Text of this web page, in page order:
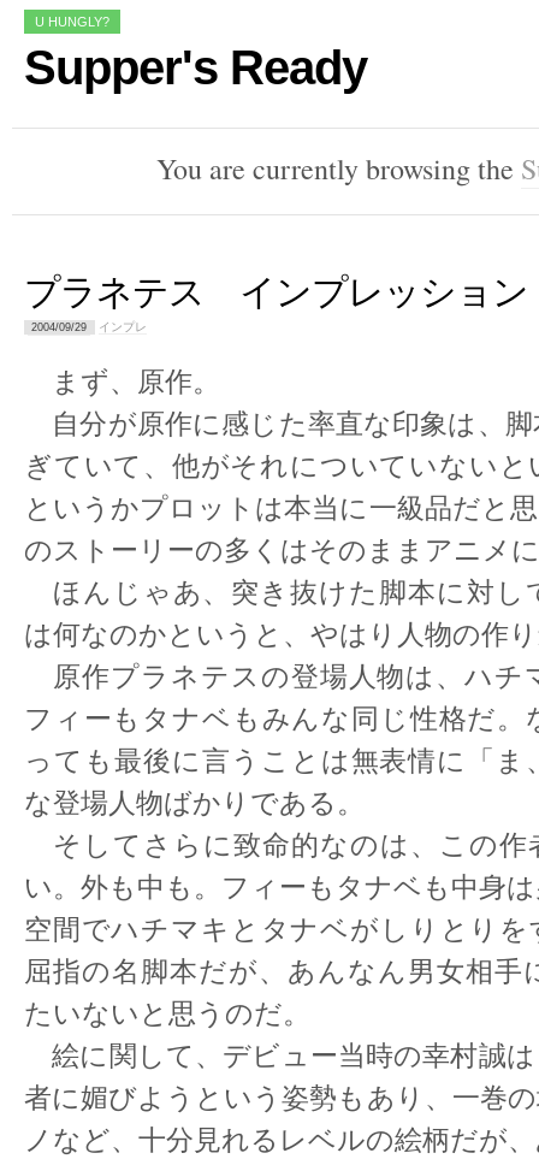
U HUNGLY?
Supper's Ready
You are currently browsing the
プラネテス インプレッション
2004/09/29 インプレ
まず、原作。
自分が原作に感じた率直な印象は、
ぎていて、他がそれについていないと
というかプロットは本当に一級品だと
のストーリーの多くはそのままアニメ
ほんじゃあ、突き抜けた脚本に対し
は何なのかというと、やはり人物の作
原作プラネテスの登場人物は、ハチ
フィーもタナベもみんな同じ性格だ。
っても最後に言うことは無表情に「ま
な登場人物ばかりである。
そしてさらに致命的なのは、この作
い。外も中も。フィーもタナベも中身
空間でハチマキとタナベがしりとりを
屈指の名脚本だが、あんなん男女相手
たいないと思うのだ。
絵に関して、デビュー当時の幸村誠
者に媚びようという姿勢もあり、一巻
ノなど、十分見れるレベルの絵柄だが